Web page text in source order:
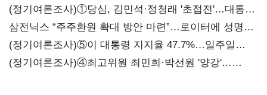
(정기여론조사)①당심, 김민석·정청래 '초접전'…대통령
지지도 '50% 아래로'(종합)
삼전닉스 “주주환원 확대 방안 마련”…로이터에 성명
보내
(정기여론조사)⑤이 대통령 지지율 47.7%…일주일
만에 다시 40%대
(정기여론조사)④최고위원 최민희·박선원 '양강'…